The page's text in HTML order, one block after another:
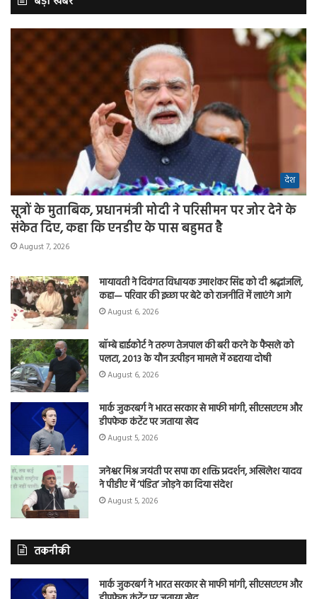
देश
सूत्रों के मुताबिक, प्रधानमंत्री मोदी ने परिसीमन पर जोर देने के
संकेत दिए, कहा कि एनडीए के पास बहुमत है
August 7, 2026
मायावती ने दिवंगत विधायक उमाशंकर सिंह को दी श्रद्धांजलि,
कहा— परिवार की इच्छा पर बेटे को राजनीति में लाएंगे आगे
August 6, 2026
बॉम्बे हाईकोर्ट ने तरुण तेजपाल की बरी करने के फैसले को
पलटा, 2013 के यौन उत्पीड़न मामले में ठहराया दोषी
August 6, 2026
मार्क जुकरबर्ग ने भारत सरकार से माफी मांगी, सीएसएएम और
डीपफेक कंटेंट पर जताया खेद
August 5, 2026
जनेश्वर मिश्र जयंती पर सपा का शक्ति प्रदर्शन, अखिलेश यादव
ने पीडीए में ‘पंडित’ जोड़ने का दिया संदेश
August 5, 2026
तकनीकी
मार्क जुकरबर्ग ने भारत सरकार से माफी मांगी, सीएसएएम और